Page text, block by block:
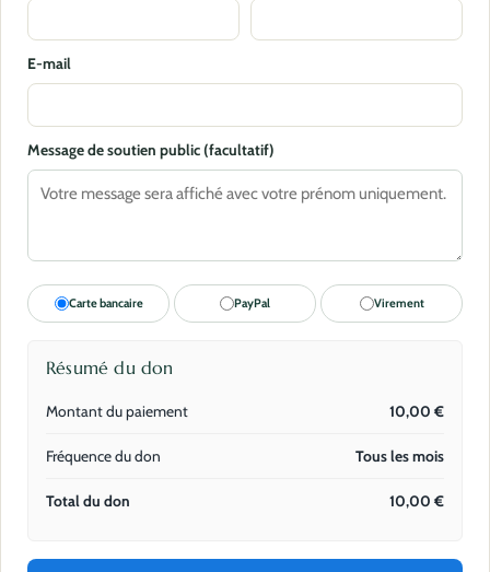
E-mail
Message de soutien public (facultatif)
Carte bancaire PayPal Virement
Résumé du don
Montant du paiement 10,00 €
Fréquence du don Tous les mois
Total du don 10,00 €